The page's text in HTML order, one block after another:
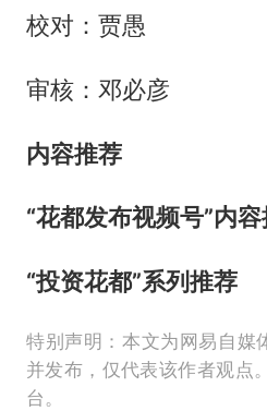
校对：贾愚
审核：邓必彦
内容推荐
“花都发布视频号”内
“投资花都”系列推荐
特别声明：本文为网易自媒
并发布，仅代表该作者观点
台。